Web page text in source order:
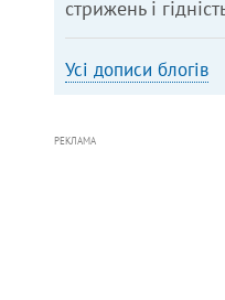
стрижень і
Усі дописи блогів
РЕКЛАМА